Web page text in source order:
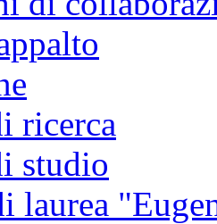
ricerca
studio
laurea